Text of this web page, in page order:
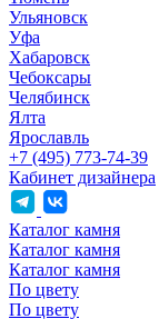
Ульяновск
Уфа
Хабаровск
Чебоксары
Челябинск
Ялта
Ярославль
+7 (495) 773-74-39
Кабинет дизайнера
Каталог камня
Каталог камня
Каталог камня
По цвету
По цвету